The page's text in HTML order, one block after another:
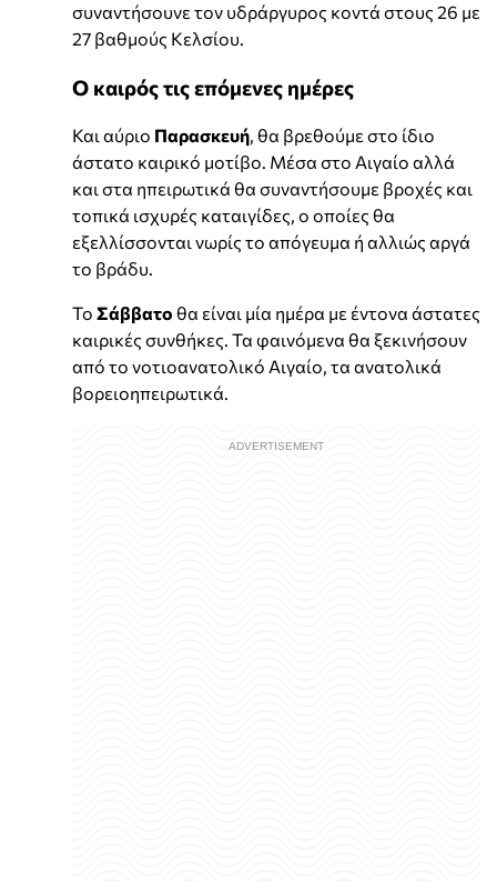
συναντήσουνε τον υδράργυρος κοντά στους 26 με
27 βαθμούς Κελσίου.
Ο καιρός τις επόμενες ημέρες
Και αύριο Παρασκευή , θα βρεθούμε στο ίδιο
άστατο καιρικό μοτίβο. Μέσα στο Αιγαίο αλλά
και στα ηπειρωτικά θα συναντήσουμε βροχές και
τοπικά ισχυρές καταιγίδες, ο οποίες θα
εξελλίσσονται νωρίς το απόγευμα ή αλλιώς αργά
το βράδυ.
Το Σάββατο θα είναι μία ημέρα με έντονα άστατες
καιρικές συνθήκες. Τα φαινόμενα θα ξεκινήσουν
από το νοτιοανατολικό Αιγαίο, τα ανατολικά
βορειοηπειρωτικά.